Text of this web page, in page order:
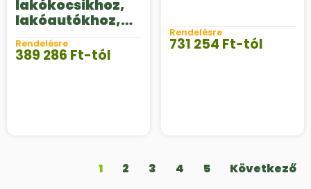
lakókocsikhoz,
lakóautókhoz,
Dometic Rally Air
Tour S
Rendelésre
389 286 Ft-tól
Rendelésre
731 254 Ft-tól
1 2 3 4 5 Következő